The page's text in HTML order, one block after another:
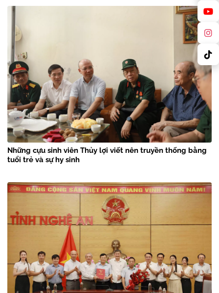
Những cựu sinh viên Thủy lợi viết nên truyền thống bằng
tuổi trẻ và sự hy sinh